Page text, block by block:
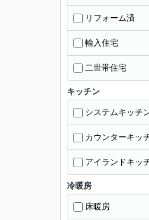
リフォーム済
輸入住宅
二世帯住宅
キッチン
システムキッチ
カウンターキッ
アイランドキッ
冷暖房
床暖房